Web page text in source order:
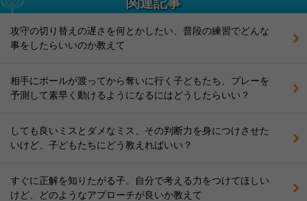
攻守の切り替えの遅さを何とかしたい、普段の練習でどんな
事をしたらいいのか教えて
相手にボールが渡ってから奪いに行く子どもたち、プレーを
予測して素早く動けるようになるにはどうしたらいい？
しても良いミスとダメなミス、その判断力を身につけさせた
いけど、子どもたちにどう教えればいい？
すぐに正解を知りたがる子。自分で考える力をつけてほしい
けど、どのようなアプローチが良いか教えて